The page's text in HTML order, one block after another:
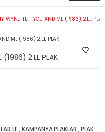
WYNETTE - YOU AND ME (1986) 2.EL PLAK
(1986) 2.EL PLAK
LP ,KAMPANYA PLAKLAR ,PLAK